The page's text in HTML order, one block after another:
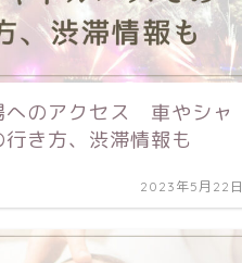
へのアクセス 車やシャ
行き方、渋滞情報も
2023年5月22日